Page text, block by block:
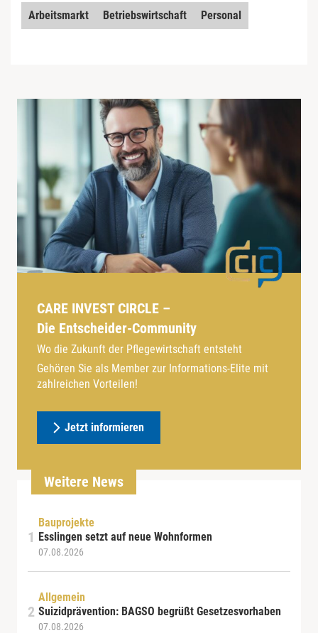
Arbeitsmarkt Betriebswirtschaft Personal
CARE INVEST CIRCLE –
Die Entscheider-Community
Wo die Zukunft der Pflegewirtschaft entsteht
Gehören Sie als Member zur Informations-Elite mit
zahlreichen Vorteilen!
Jetzt informieren
Weitere News
Bauprojekte
Esslingen setzt auf neue Wohnformen
07.08.2026
Allgemein
Suizidprävention: BAGSO begrüßt Gesetzesvorhaben
07.08.2026